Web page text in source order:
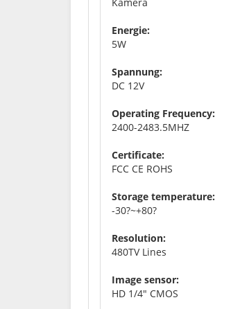
Energie:
5W
Spannung:
DC 12V
Operating Frequency:
2400-2483.5MHZ
Certificate:
FCC CE ROHS
Storage temperature:
-30?~+80?
Resolution:
480TV Lines
Image sensor:
HD 1/4" CMOS